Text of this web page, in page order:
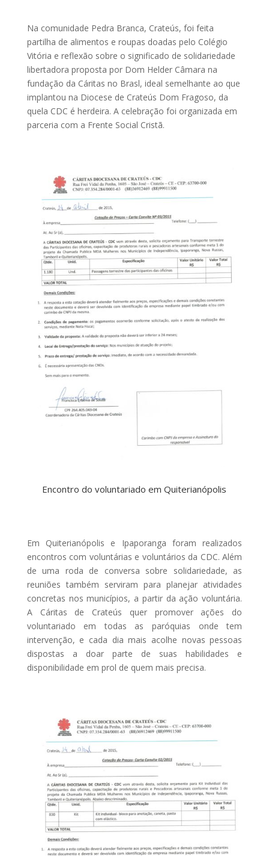
Na comunidade Pedra Branca, Crateús, foi feita
partilha de alimentos e roupas doadas pelo Colégio
Vitória e reflexão sobre o significado de solidariedade
libertadora proposta por Dom Helder Câmara na
fundação da Cáritas no Brasl, ideal semelhante ao que
implantou na Diocese de Crateús Dom Fragoso, da
quela CDC é herdeira. A celebração foi organizada em
parceria com a Frente Social Cristã.
Encontro do voluntariado em Quiterianópolis
Em Quiterianópolis e Ipaporanga foram realizados
encontros com voluntárias e voluntários da CDC. Além
de uma roda de conversa sobre solidariedade, as
reuniões também serviram para planejar atividades
concretas nos municípios, a partir da ação voluntária.
A Cáritas de Crateús quer promover ações do
voluntariado em todas as paróquias onde tem
intervenção, e cada dia mais acolhe novas pessoas
dispostas a doar parte de suas habilidades e
disponibilidade em prol de quem mais precisa.